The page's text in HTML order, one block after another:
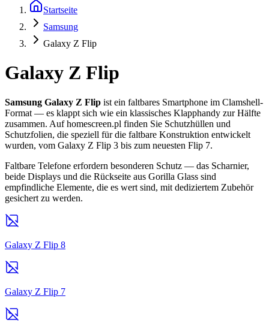
Startseite
Samsung
Galaxy Z Flip
Galaxy Z Flip
Samsung Galaxy Z Flip ist ein faltbares Smartphone im Clamshell-
Format — es klappt sich wie ein klassisches Klapphandy zur Hälfte
zusammen. Auf homescreen.pl finden Sie Schutzhüllen und
Schutzfolien, die speziell für die faltbare Konstruktion entwickelt
wurden, vom Galaxy Z Flip 3 bis zum neuesten Flip 7.
Faltbare Telefone erfordern besonderen Schutz — das Scharnier,
beide Displays und die Rückseite aus Gorilla Glass sind
empfindliche Elemente, die es wert sind, mit dediziertem Zubehör
gesichert zu werden.
Galaxy Z Flip 8
Galaxy Z Flip 7